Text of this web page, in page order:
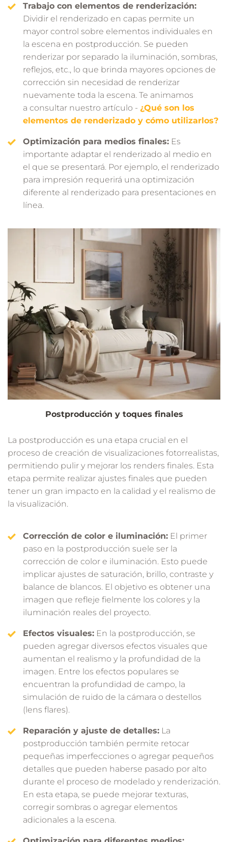
Trabajo con elementos de renderización:
Dividir el renderizado en capas permite un
mayor control sobre elementos individuales en
la escena en postproducción. Se pueden
renderizar por separado la iluminación, sombras,
reflejos, etc., lo que brinda mayores opciones de
corrección sin necesidad de renderizar
nuevamente toda la escena. Te animamos
a consultar nuestro artículo - ¿Qué son los
elementos de renderizado y cómo utilizarlos?
Optimización para medios finales: Es
importante adaptar el renderizado al medio en
el que se presentará. Por ejemplo, el renderizado
para impresión requerirá una optimización
diferente al renderizado para presentaciones en
línea.
Postproducción y toques finales
La postproducción es una etapa crucial en el
proceso de creación de visualizaciones fotorrealistas,
permitiendo pulir y mejorar los renders finales. Esta
etapa permite realizar ajustes finales que pueden
tener un gran impacto en la calidad y el realismo de
la visualización.
Corrección de color e iluminación: El primer
paso en la postproducción suele ser la
corrección de color e iluminación. Esto puede
implicar ajustes de saturación, brillo, contraste y
balance de blancos. El objetivo es obtener una
imagen que refleje fielmente los colores y la
iluminación reales del proyecto.
Efectos visuales: En la postproducción, se
pueden agregar diversos efectos visuales que
aumentan el realismo y la profundidad de la
imagen. Entre los efectos populares se
encuentran la profundidad de campo, la
simulación de ruido de la cámara o destellos
(lens flares).
Reparación y ajuste de detalles: La
postproducción también permite retocar
pequeñas imperfecciones o agregar pequeños
detalles que pueden haberse pasado por alto
durante el proceso de modelado y renderización.
En esta etapa, se puede mejorar texturas,
corregir sombras o agregar elementos
adicionales a la escena.